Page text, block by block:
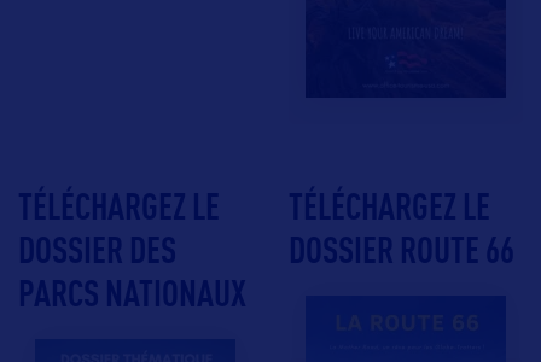
TÉLÉCHARGEZ LE
DOSSIER DES
PARCS NATIONAUX
TÉLÉCHARGEZ LE
DOSSIER ROUTE 66